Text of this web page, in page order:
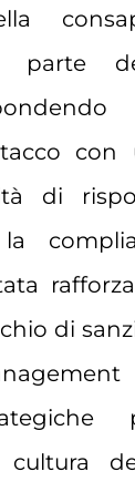
parte
con
di
la
di